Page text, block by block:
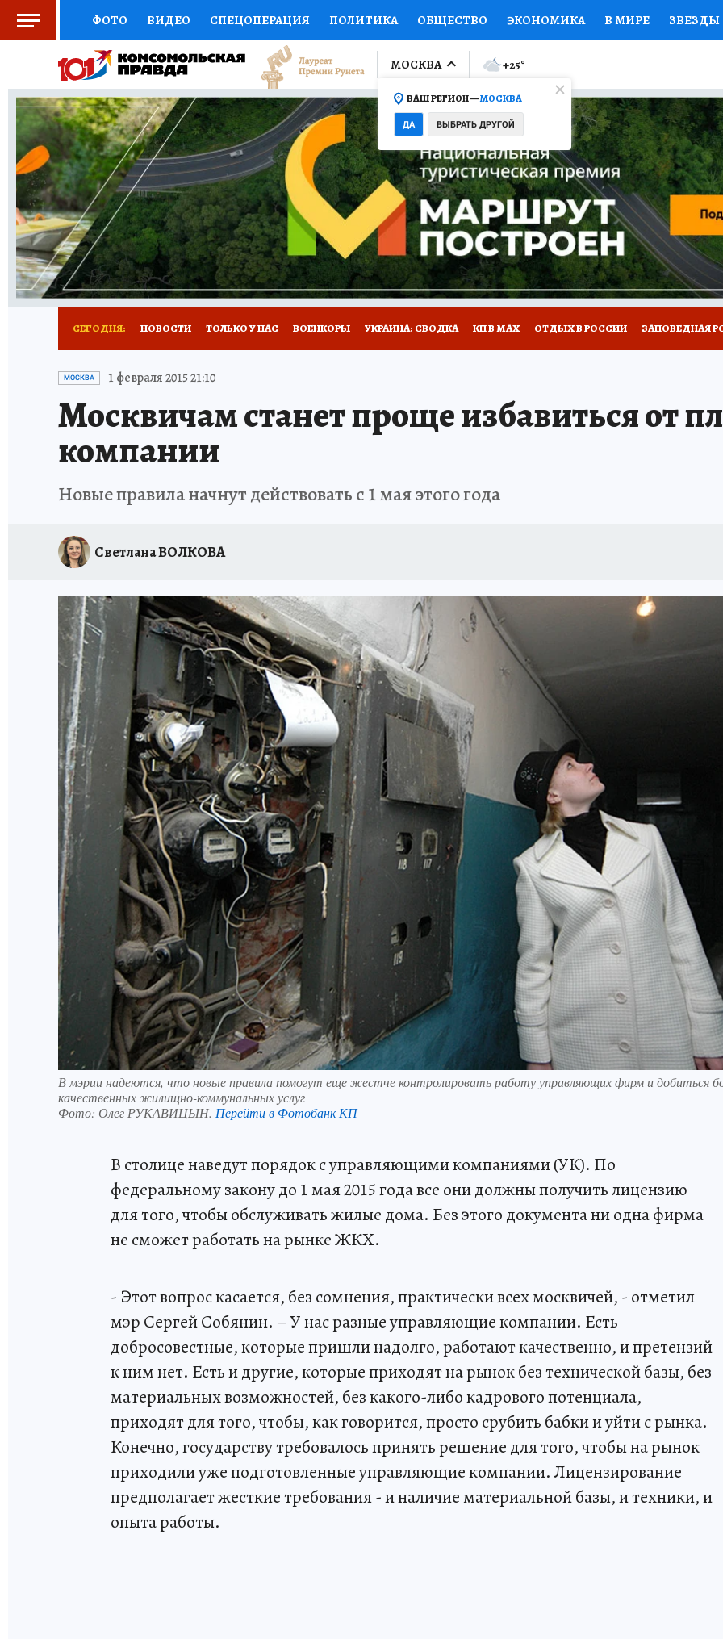
ФОТО ВИДЕО СПЕЦОПЕРАЦИЯ ПОЛИТИКА ОБЩЕСТВО ЭКОНОМИКА В МИРЕ ЗВЕЗДЫ
СОЦПОДДЕРЖКА НАУКА СПОРТ КОЛУМНИСТЫ ПРОИСШЕСТВИЯ
ВЫБОР ЭКСПЕРТОВ ДОКТОР ФИНАНСЫ ОТКРЫВАЕМ МИР Я ЗНАЮ СЕМЬЯ ЖЕНСКИЕ
КНИЖНАЯ ПОЛКА ПРОГНОЗЫ НА СПОРТ ПРОМОКОДЫ СЕРИАЛЫ СПЕЦПРОЕКТЫ
ПРЕСС-ЦЕНТР НЕДВИЖИМОСТЬ ТЕЛЕВИЗОР КОЛЛЕКЦИИ КОНКУРСЫ РАБОТА У НАС
РАДИО КП РЕКЛАМА ТЕСТЫ НОВОЕ НА САЙТЕ
МОСКВА
ВАШ РЕГИОН —МОСКВА
ДА ВЫБРАТЬ ДРУГОЙ
+25°
СЕГОДНЯ: НОВОСТИ ТОЛЬКО У НАС ВОЕНКОРЫ УКРАИНА: СВОДКА КП В МАХ ОТДЫХ В РОССИИ ЗАПОВЕДНАЯ
ИСПЫТАНО НА СЕБЕ
МОСКВА 1 февраля 2015 21:10
Москвичам станет проще избавиться от
компании
Новые правила начнут действовать с 1 мая этого года
Светлана ВОЛКОВА
В мэрии надеются, что новые правила помогут еще жестче контролировать работу управляющих фирм и добиться
качественных жилищно-коммунальных услуг
Фото: Олег РУКАВИЦЫН. Перейти в Фотобанк КП
В столице наведут порядок с управляющими компаниями (УК). По
федеральному закону до 1 мая 2015 года все они должны получить лицензию
для того, чтобы обслуживать жилые дома. Без этого документа ни одна фирма
не сможет работать на рынке ЖКХ.
- Этот вопрос касается, без сомнения, практически всех москвичей, - отметил
мэр Сергей Собянин. – У нас разные управляющие компании. Есть
добросовестные, которые пришли надолго, работают качественно, и претензий
к ним нет. Есть и другие, которые приходят на рынок без технической базы, без
материальных возможностей, без какого-либо кадрового потенциала,
приходят для того, чтобы, как говорится, просто срубить бабки и уйти с рынка.
Конечно, государству требовалось принять решение для того, чтобы на рынок
приходили уже подготовленные управляющие компании. Лицензирование
предполагает жесткие требования - и наличие материальной базы, и техники, и
опыта работы.